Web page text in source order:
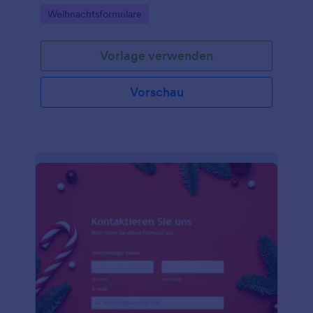
Go to Category:
Weihnachtsformulare
Vorlage verwenden
Vorschau